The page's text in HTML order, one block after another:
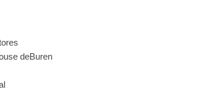
deBuren